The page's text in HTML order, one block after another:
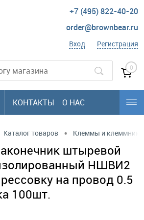
+7 (495) 822-40-20
order@brownbear.ru
Вход Регистрация
0
КОНТАКТЫ О НАС
Каталог товаров • Клеммы и клеммники
штыревой
НШВИ2
на провод 0.5
100шт.